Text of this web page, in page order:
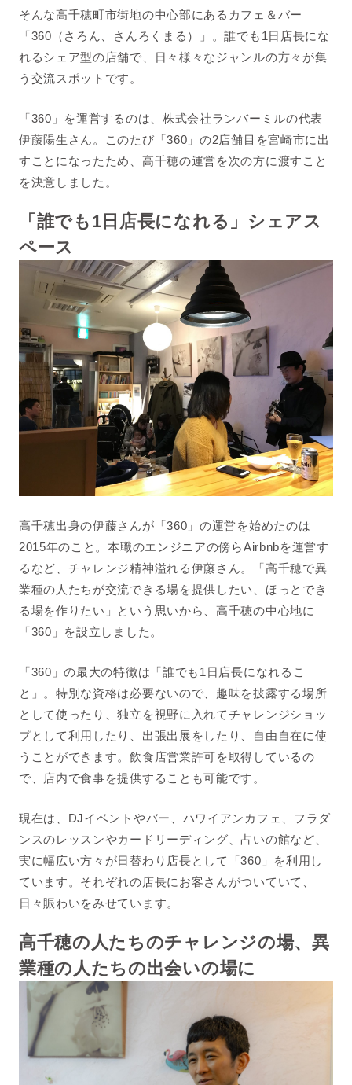
そんな高千穂町市街地の中心部にあるカフェ＆バー
「360（さろん、さんろくまる）」。誰でも1日店長にな
れるシェア型の店舗で、日々様々なジャンルの方々が集
う交流スポットです。
「360」を運営するのは、株式会社ランバーミルの代表
伊藤陽生さん。このたび「360」の2店舗目を宮崎市に出
すことになったため、高千穂の運営を次の方に渡すこと
を決意しました。
「誰でも1日店長になれる」シェアス
ペース
高千穂出身の伊藤さんが「360」の運営を始めたのは
2015年のこと。本職のエンジニアの傍らAirbnbを運営す
るなど、チャレンジ精神溢れる伊藤さん。「高千穂で異
業種の人たちが交流できる場を提供したい、ほっとでき
る場を作りたい」という思いから、高千穂の中心地に
「360」を設立しました。
「360」の最大の特徴は「誰でも1日店長になれるこ
と」。特別な資格は必要ないので、趣味を披露する場所
として使ったり、独立を視野に入れてチャレンジショッ
プとして利用したり、出張出展をしたり、自由自在に使
うことができます。飲食店営業許可を取得しているの
で、店内で食事を提供することも可能です。
現在は、DJイベントやバー、ハワイアンカフェ、フラダ
ンスのレッスンやカードリーディング、占いの館など、
実に幅広い方々が日替わり店長として「360」を利用し
ています。それぞれの店長にお客さんがついていて、
日々賑わいをみせています。
高千穂の人たちのチャレンジの場、異
業種の人たちの出会いの場に